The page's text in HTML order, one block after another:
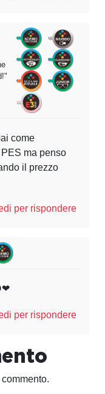
come
ma penso
il prezzo
per rispondere
per rispondere